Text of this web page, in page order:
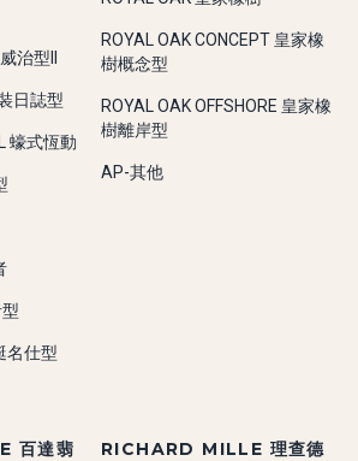
治型II
日誌型
蠔式恆動
名仕型
ROYAL OAK CONCEPT 皇家橡
樹概念型
ROYAL OAK OFFSHORE 皇家橡
樹離岸型
AP-其他
百達翡
RICHARD MILLE 理查德